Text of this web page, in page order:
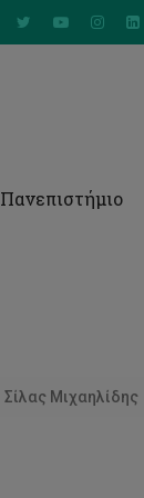
Σίλας Μιχαηλίδης